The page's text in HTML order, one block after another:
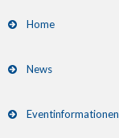
Home
News
Eventinformationen